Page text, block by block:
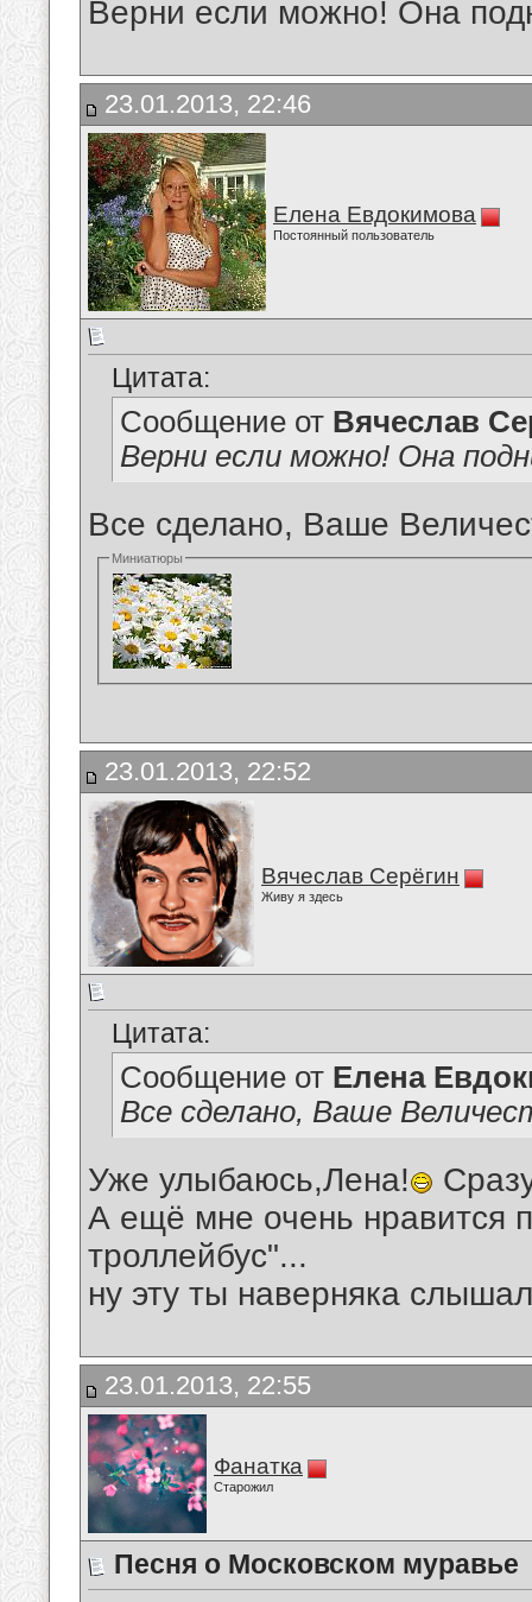
Верни если можно! Она
23.01.2013, 22:46
Елена Евдокимова
Постоянный пользователь
Цитата:
Сообщение от Вячеслав
Верни если можно! Она
Все сделано, Ваше
Миниатюры
23.01.2013, 22:52
Вячеслав Серёгин
Живу я здесь
Цитата:
Сообщение от Елена
Все сделано, Ваше
Уже улыбаюсь,Лена!
А ещё мне очень нравится
троллейбус"...
ну эту ты наверняка
23.01.2013, 22:55
Фанатка
Старожил
Песня о Московском муравье